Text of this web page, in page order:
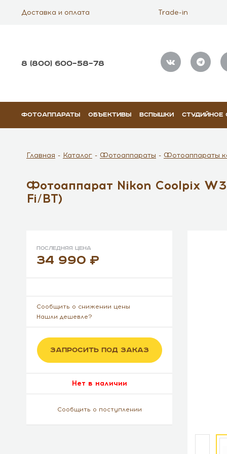
Доставка и оплата Trade-in
8 (800) 600–58–78
ФОТОАППАРАТЫ ОБЪЕКТИВЫ ВСПЫШКИ СТУДИЙНОЕ
Главная Каталог Фотоаппараты Фотоаппараты
Фотоаппарат Nikon Coolpix
Fi/BT)
Последняя цена
34 990
Сообщить о снижении цены
Нашли дешевле?
ЗАПРОСИТЬ ПОД ЗАКАЗ
Нет в наличии
Сообщить о поступлении